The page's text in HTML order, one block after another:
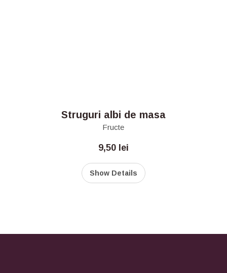
Struguri albi de masa
Fructe
9,50 lei
Show Details